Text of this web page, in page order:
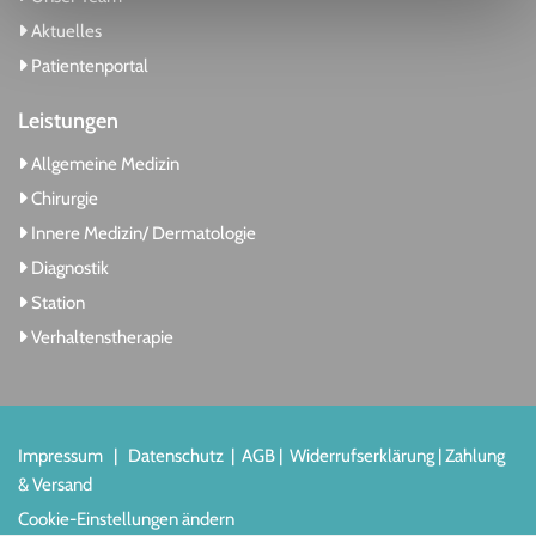
 Aktuelles
 Patientenportal
Leistungen
 Allgemeine Medizin
 Chirurgie
 Innere Medizin/ Dermatologie
 Diagnostik
 Station
 Verhaltenstherapie
Impressum Datenschutz AGB Widerrufserklärung Zahlung
& Versand
Cookie-Einstellungen ändern